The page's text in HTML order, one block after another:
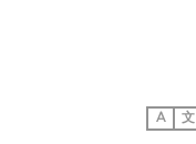
A 文